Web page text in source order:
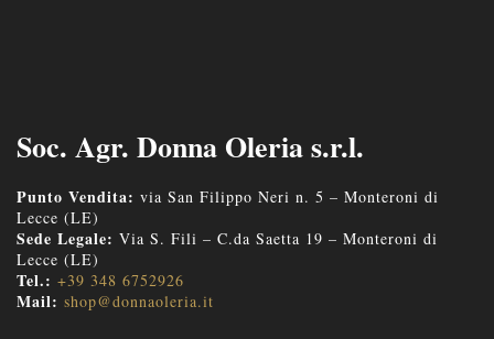
Soc. Agr. Donna Oleria s.r.l.
Punto Vendita: via San Filippo Neri n. 5 – Monteroni di
Lecce (LE)
Sede Legale: Via S. Fili – C.da Saetta 19 – Monteroni di
Lecce (LE)
Tel.: +39 348 6752926
Mail: shop@donnaoleria.it